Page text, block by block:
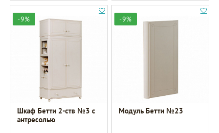
-9%
Шкаф Бетти 2-ств №3 с
антресолью
-9%
Модуль Бетти №23